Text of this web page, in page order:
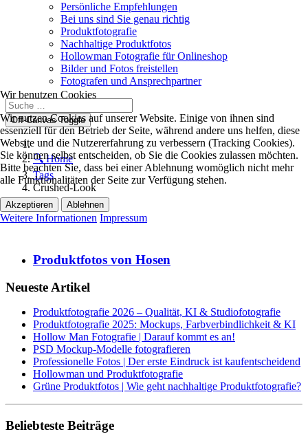
Persönliche Empfehlungen
Bei uns sind Sie genau richtig
Produktfotografie
Nachhaltige Produktfotos
Hollowman Fotografie für Onlineshop
Bilder und Fotos freistellen
Fotografen und Ansprechpartner
Off-Canvas Toggle
🔍 Home
Tags
Crushed-Look
Produktfotos von Hosen
Neueste Artikel
Produktfotografie 2026 – Qualität, KI & Studiofotografie
Produktfotografie 2025: Mockups, Farbverbindlichkeit & KI
Hollow Man Fotografie | Darauf kommt es an!
PSD Mockup-Modelle fotografieren
Professionelle Fotos | Der erste Eindruck ist kaufentscheidend
Hollowman und Produktfotografie
Grüne Produktfotos | Wie geht nachhaltige Produktfotografie?
Beliebteste Beiträge
Wir benutzen Cookies
Wir nutzen Cookies auf unserer Website. Einige von ihnen sind
essenziell für den Betrieb der Seite, während andere uns helfen, diese
Website und die Nutzererfahrung zu verbessern (Tracking Cookies).
Sie können selbst entscheiden, ob Sie die Cookies zulassen möchten.
Bitte beachten Sie, dass bei einer Ablehnung womöglich nicht mehr
alle Funktionalitäten der Seite zur Verfügung stehen.
Akzeptieren Ablehnen
Weitere Informationen Impressum